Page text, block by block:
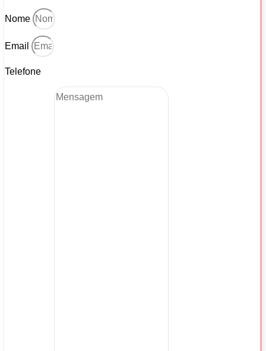
Nome
Email
Telefone